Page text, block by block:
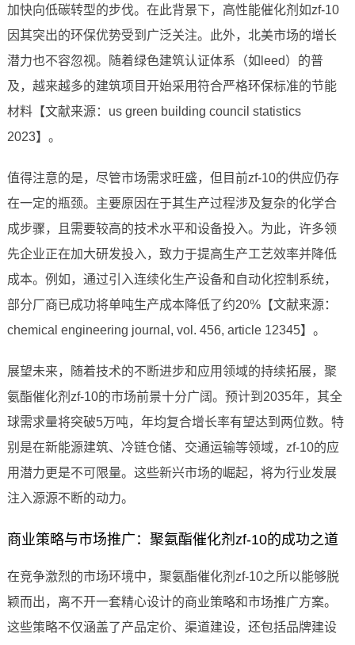
加快向低碳转型的步伐。在此背景下，高性能催化剂如zf-10
因其突出的环保优势受到广泛关注。此外，北美市场的增长
潜力也不容忽视。随着绿色建筑认证体系（如leed）的普
及，越来越多的建筑项目开始采用符合严格环保标准的节能
材料【文献来源：us green building council statistics
2023】。
值得注意的是，尽管市场需求旺盛，但目前zf-10的供应仍存
在一定的瓶颈。主要原因在于其生产过程涉及复杂的化学合
成步骤，且需要较高的技术水平和设备投入。为此，许多领
先企业正在加大研发投入，致力于提高生产工艺效率并降低
成本。例如，通过引入连续化生产设备和自动化控制系统，
部分厂商已成功将单吨生产成本降低了约20%【文献来源：
chemical engineering journal, vol. 456, article 12345】。
展望未来，随着技术的不断进步和应用领域的持续拓展，聚
氨酯催化剂zf-10的市场前景十分广阔。预计到2035年，其全
球需求量将突破5万吨，年均复合增长率有望达到两位数。特
别是在新能源建筑、冷链仓储、交通运输等领域，zf-10的应
用潜力更是不可限量。这些新兴市场的崛起，将为行业发展
注入源源不断的动力。
商业策略与市场推广：聚氨酯催化剂zf-10的成功之道
在竞争激烈的市场环境中，聚氨酯催化剂zf-10之所以能够脱
颖而出，离不开一套精心设计的商业策略和市场推广方案。
这些策略不仅涵盖了产品定价、渠道建设，还包括品牌建设